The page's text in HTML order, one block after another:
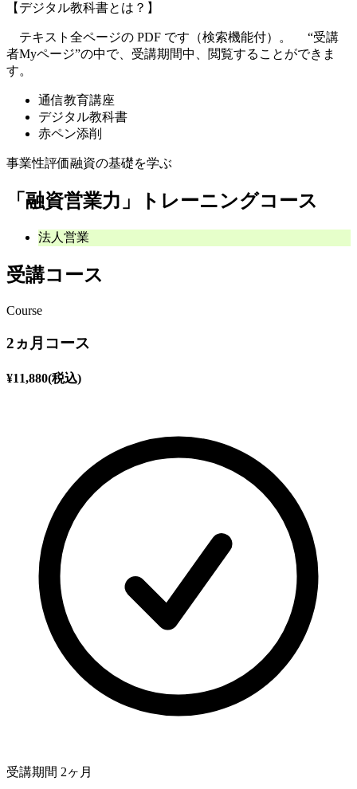
【デジタル教科書とは？】
テキスト全ページの PDF です（検索機能付）。 “受講
者Myページ”の中で、受講期間中、閲覧することができま
す。
通信教育講座
デジタル教科書
赤ペン添削
事業性評価融資の基礎を学ぶ
「融資営業力」トレーニングコース
法人営業
受講コース
Course
2ヵ月コース
¥11,880(税込)
受講期間 2ヶ月